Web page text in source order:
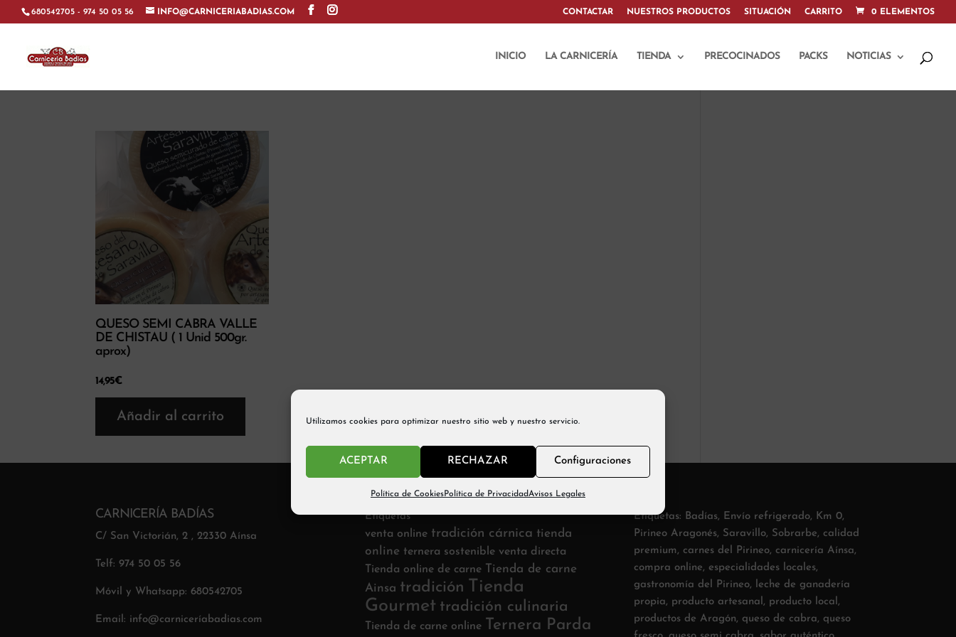
Utilizamos cookies para optimizar nuestro sitio web y nuestro servicio.
ACEPTAR RECHAZAR Configuraciones
Política de CookiesPolítica de PrivacidadAvisos Legales
680542705 - 974 50 05 56 INFO@CARNICERIABADIAS.COM CONTACTAR NUESTROS PRODUCTOS SITUACIÓN CARRITO 0 ELEMENTOS
INICIO LA CARNICERÍA TIENDA PRECOCINADOS PACKS NOTICIAS
QUESO SEMI CABRA VALLE
DE CHISTAU ( 1 Unid 500gr.
aprox)
14,95€
Añadir al carrito
CARNICERÍA BADÍAS
C/ San Victorián, 2 , 22330 Aínsa
Telf: 974 50 05 56
Móvil y Whatsapp: 680542705
Email: info@carniceríabadias.com
Etiquetas
venta online tradición cárnica tienda
online ternera sostenible venta directa
Tienda online de carne
Tienda de carne
Ainsa tradición Tienda
Gourmet tradición culinaria
Tienda de carne online Ternera Parda
Etiquetas: Badías, Envío refrigerado, Km 0,
Pirineo Aragonés, Saravillo, Sobrarbe, calidad
premium, carnes del Pirineo, carnicería Aínsa,
compra online, especialidades locales,
gastronomía del Pirineo, leche de ganadería
propia, producto artesanal, producto local,
productos de Aragón, queso de cabra, queso